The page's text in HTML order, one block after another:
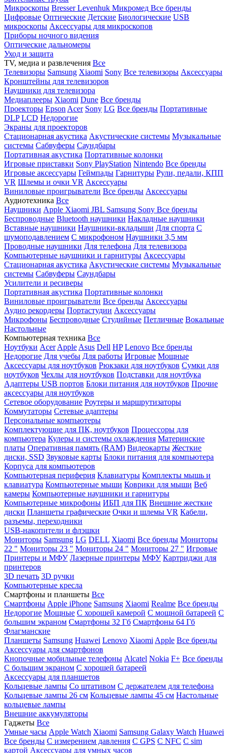
Микроскопы BresserLevenhuk Микромед Все бренды
Цифровые Оптические Детские Биологические USB
микроскопы Аксессуары для микроскопов
Приборы ночного видения
Оптические дальномеры
Уход и защита
TV, медиа и развлечения Все
Телевизоры Samsung Xiaomi Sony Все телевизоры Аксессуары
Кронштейны для телевизоров
Наушники для телевизора
Медиаплееры Xiaomi Dune Все бренды
Проекторы Epson Acer Sony LG Все бренды Портативные
DLP LCD Недорогие
Экраны для проекторов
Стационарная акустика Акустические системы Музыкальные
системы Сабвуферы Саундбары
Портативная акустика Портативные колонки
Игровые приставки Sony PlayStation Nintendo Все бренды
Игровые аксессуары Геймпады Гарнитуры Рули, педали, КПП
VR Шлемы и очки VR Аксессуары
Виниловые проигрыватели Все бренды Аксессуары
Аудиотехника Все
Наушники Apple Xiaomi JBL Samsung Sony Все бренды
Беспроводные Bluetooth наушники Накладные наушники
Вставные наушники Наушники-вкладыши Для спорта С
шумоподавлением С микрофоном Наушники 3,5 мм
Проводные наушники Для телефона Для телевизора
Компьютерные наушники и гарнитуры Аксессуары
Стационарная акустика Акустические системы Музыкальные
системы Сабвуферы Саундбары
Усилители и ресиверы
Портативная акустика Портативные колонки
Виниловые проигрыватели Все бренды Аксессуары
Аудио рекордеры Портастудии Аксессуары
Микрофоны Беспроводные Студийные Петличные Вокальные
Настольные
Компьютерная техника Все
Ноутбуки Acer Apple Asus Dell HP Lenovo Все бренды
Недорогие Для учебы Для работы Игровые Мощные
Аксессуары для ноутбуков Рюкзаки для ноутбуков Сумки для
ноутбуков Чехлы для ноутбуков Подставки для ноутбука
Адаптеры USB портов Блоки питания для ноутбуков Прочие
аксессуары для ноутбуков
Сетевое оборудование Роутеры и маршрутизаторы
Коммутаторы Сетевые адаптеры
Персональные компьютеры
Комплектующие для ПК, ноутбуков Процессоры для
компьютера Кулеры и системы охлаждения Материнские
платы Оперативная память (RAM) Видеокарты Жесткие
диски, SSD Звуковые карты Блоки питания для компьютера
Корпуса для компьютеров
Компьютерная периферия Клавиатуры Комплекты мышь и
клавиатура Компьютерные мыши Коврики для мыши Веб
камеры Компьютерные наушники и гарнитуры
Компьютерные микрофоны ИБП для ПК Внешние жесткие
диски Планшеты графические Очки и шлемы VR Кабели,
разъемы, переходники
USB-накопители и флэшки
Мониторы Samsung LG DELL Xiaomi Все бренды Мониторы
22 " Мониторы 23 " Мониторы 24 " Мониторы 27 " Игровые
Принтеры и МФУ Лазерные принтеры МФУ Картриджи для
принтеров
3D печать 3D ручки
Компьютерные кресла
Смартфоны и планшеты Все
Смартфоны Apple iPhone Samsung Xiaomi Realme Все бренды
Недорогие Мощные С хорошей камерой С мощной батареей С
большим экраном Смартфоны 32 Гб Смартфоны 64 Гб
Флагманские
Планшеты Samsung Huawei Lenovo Xiaomi Apple Все бренды
Аксессуары для смартфонов
Кнопочные мобильные телефоны Alcatel Nokia F+ Все бренды
С большим экраном С хорошей батареей
Аксессуары для планшетов
Кольцевые лампы Со штативом C держателем для телефона
Кольцевые лампы 26 см Кольцевые лампы 45 см Настольные
кольцевые лампы
Внешние аккумуляторы
Гаджеты Все
Умные часы Apple Watch Xiaomi Samsung Galaxy Watch Huawei
Все бренды C измерением давления C GPS C NFC C sim
картой Аксессуары для умных часов